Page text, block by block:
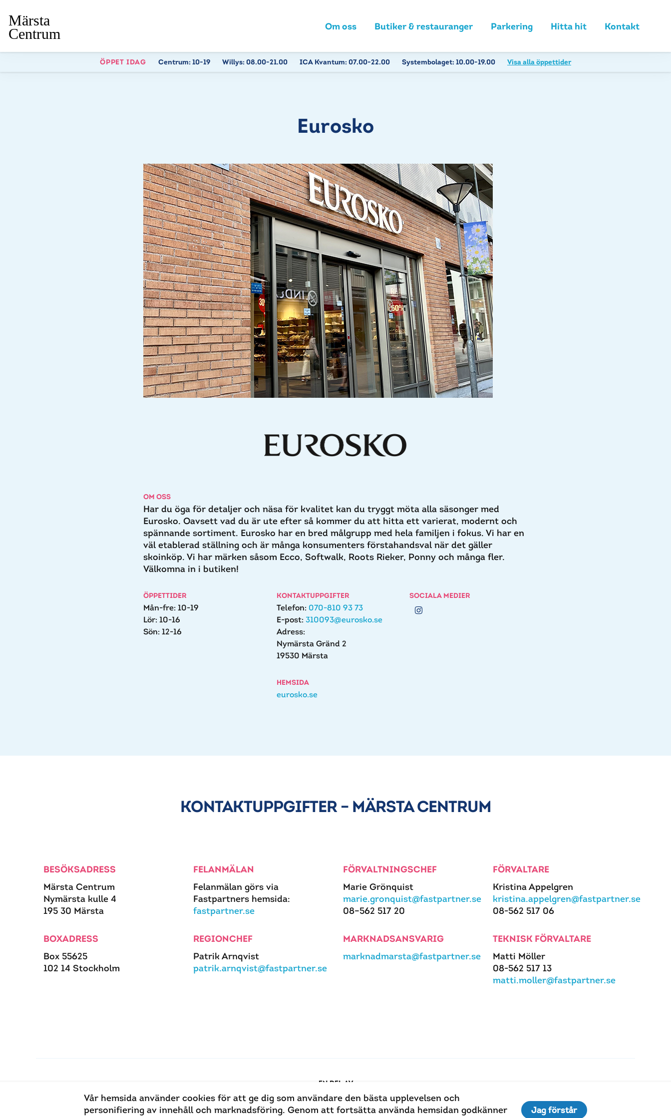
Om oss Butiker & restauranger Parkering Hitta hit Kontakt
ÖPPET IDAG Centrum: 10-19 Willys: 08.00-21.00 ICA Kvantum: 07.00-22.00 Systembolaget: 10.00-19.00 Visa alla öppettider
Eurosko
OM OSS
Har du öga för detaljer och näsa för kvalitet kan du tryggt möta alla säsonger med
Eurosko. Oavsett vad du är ute efter så kommer du att hitta ett varierat, modernt och
spännande sortiment. Eurosko har en bred målgrupp med hela familjen i fokus. Vi har en
väl etablerad ställning och är många konsumenters förstahandsval när det gäller
skoinköp. Vi har märken såsom Ecco, Softwalk, Roots Rieker, Ponny och många fler.
Välkomna in i butiken!
ÖPPETTIDER
Mån-fre: 10-19
Lör: 10-16
Sön: 12-16
KONTAKTUPPGIFTER
Telefon: 070-810 93 73
E-post: 310093@eurosko.se
Adress:
Nymärsta Gränd 2
19530 Märsta
HEMSIDA
eurosko.se
SOCIALA MEDIER
KONTAKTUPPGIFTER – MÄRSTA CENTRUM
BESÖKSADRESS
Märsta Centrum
Nymärsta kulle 4
195 30 Märsta
BOXADRESS
Box 55625
102 14 Stockholm
FELANMÄLAN
Felanmälan görs via
Fastpartners hemsida:
fastpartner.se
REGIONCHEF
Patrik Arnqvist
patrik.arnqvist@fastpartner.se
FÖRVALTNINGSCHEF
Marie Grönquist
marie.gronquist@fastpartner.se
08–562 517 20
MARKNADSANSVARIG
marknadmarsta@fastpartner.se
FÖRVALTARE
Kristina Appelgren
kristina.appelgren@fastpartner.se
08-562 517 06
TEKNISK FÖRVALTARE
Matti Möller
08-562 517 13
matti.moller@fastpartner.se
EN DEL AV
Vår hemsida använder cookies för att ge dig som användare den bästa upplevelsen och
personifiering av innehåll och marknadsföring. Genom att fortsätta använda hemsidan godkänner
Jag förstår